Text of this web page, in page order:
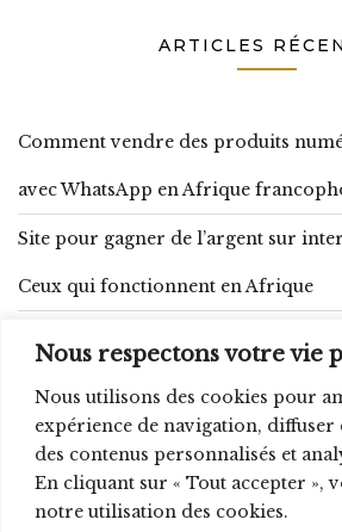
Nous respectons votre vie
Nous utilisons des cookies pour
expérience de navigation, diffuser
des contenus personnalisés et
En cliquant sur « Tout accepter »,
notre utilisation des cookies.
ARTICLES
Comment vendre des produits
avec WhatsApp en Afrique
Site pour gagner de l’argent sur
Ceux qui fonctionnent en Afrique
budget, matériel et produits dérivés
Gagner 10 000 FCFA par jour : 15
fonctionnent en Afrique